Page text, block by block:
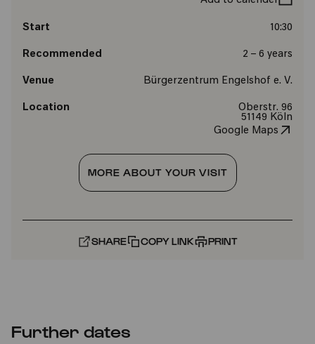
Start 10:30
Recommended 2 – 6 years
Venue Bürgerzentrum Engelshof e. V.
Location
Oberstr. 96
51149 Köln
Google Maps
MORE ABOUT YOUR VISIT
SHARE COPY LINK PRINT
Further dates